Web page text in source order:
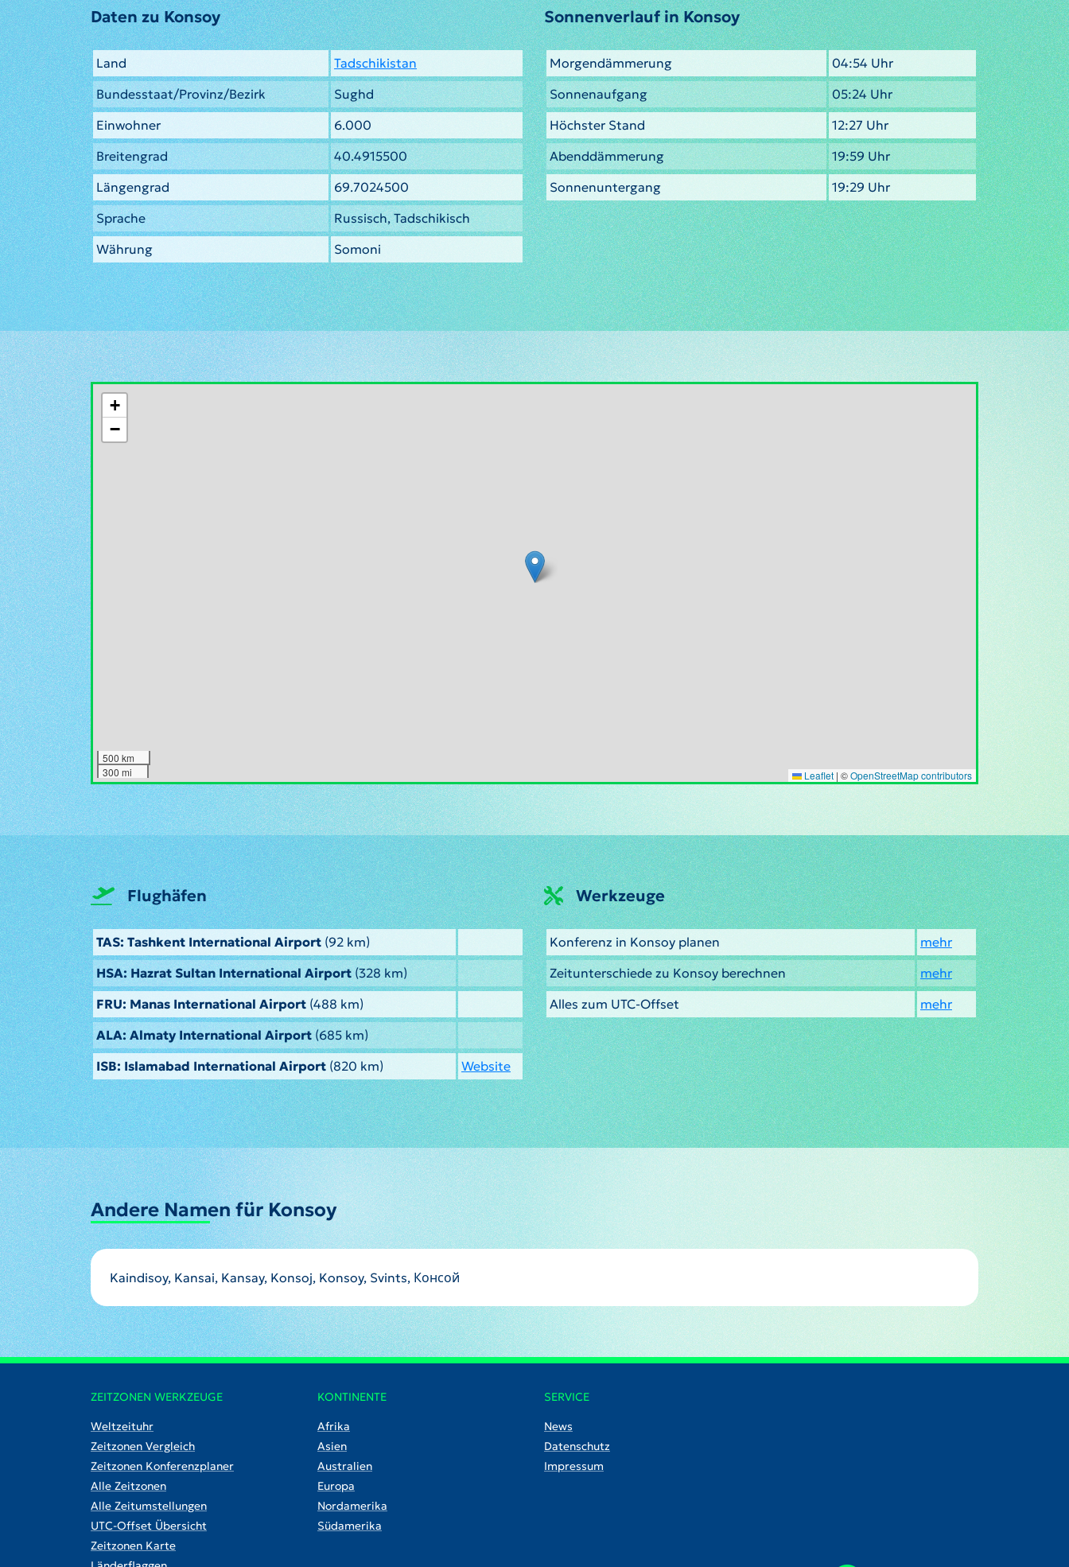
Daten zu Konsoy
Land
Tadschikistan
Bundesstaat/Provinz/Bezirk
Sughd
Einwohner
6.000
Breitengrad
40.4915500
Längengrad
69.7024500
Sprache
Russisch, Tadschikisch
Währung
Somoni
Sonnenverlauf in Konsoy
Morgendämmerung
04:54 Uhr
Sonnenaufgang
05:24 Uhr
Höchster Stand
12:27 Uhr
Abenddämmerung
19:59 Uhr
Sonnenuntergang
19:29 Uhr
+
−
500 km
300 mi
Leaflet | ©OpenStreetMap contributors
Flughäfen
TAS: Tashkent International Airport (92 km)
HSA: Hazrat Sultan International Airport(328 km)
FRU: Manas International Airport (488 km)
ALA: Almaty International Airport(685 km)
ISB: Islamabad International Airport (820 km) Website
Werkzeuge
Konferenz in Konsoy planen
mehr
Zeitunterschiede zu Konsoy berechnen
mehr
Alles zum UTC-Offset
mehr
Andere Namen für Konsoy
Kaindisoy, Kansai, Kansay, Konsoj, Konsoy, Svints, Консой
ZEITZONEN WERKZEUGE
Weltzeituhr
Zeitzonen Vergleich
Zeitzonen Konferenzplaner
Alle Zeitzonen
Alle Zeitumstellungen
UTC-Offset Übersicht
Zeitzonen Karte
KONTINENTE
Afrika
Asien
Australien
Europa
Nordamerika
Südamerika
SERVICE
News
Datenschutz
Impressum